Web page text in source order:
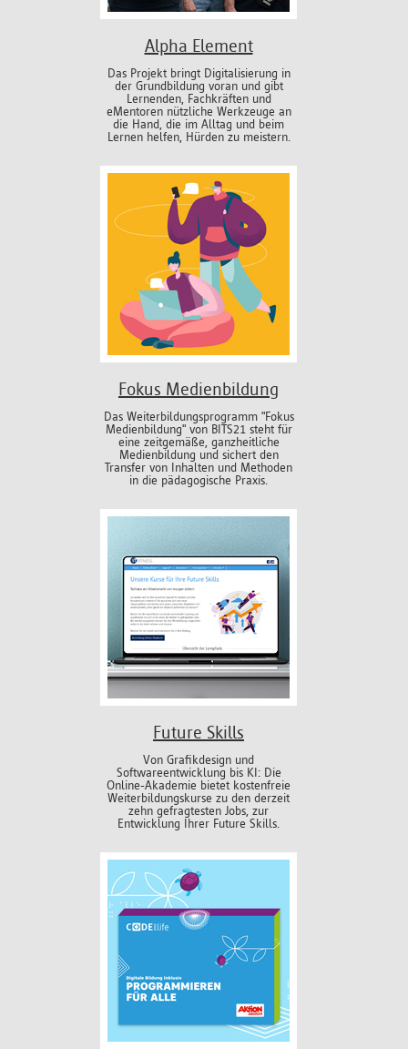
Alpha Element
Das Projekt bringt Digitalisierung in
der Grundbildung voran und gibt
Lernenden, Fachkräften und
eMentoren nützliche Werkzeuge an
die Hand, die im Alltag und beim
Lernen helfen, Hürden zu meistern.
Fokus Medienbildung
Das Weiterbildungsprogramm "Fokus
Medienbildung" von BITS21 steht für
eine zeitgemäße, ganzheitliche
Medienbildung und sichert den
Transfer von Inhalten und Methoden
in die pädagogische Praxis.
Future Skills
Von Grafikdesign und
Softwareentwicklung bis KI: Die
Online-Akademie bietet kostenfreie
Weiterbildungskurse zu den derzeit
zehn gefragtesten Jobs, zur
Entwicklung Ihrer Future Skills.